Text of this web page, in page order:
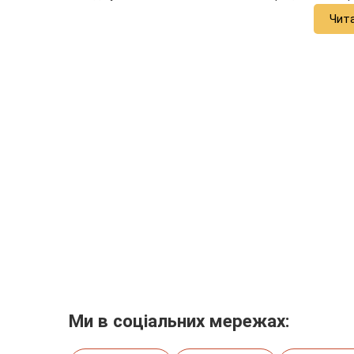
Ми в соціальних мережах: